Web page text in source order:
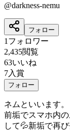
@darkness-nemu
フォロー
1 フォロワー
2,435閲覧
63いいね
7入賞
フォロー
ネムといいます。
前垢でスマホ内
して💦新垢で再